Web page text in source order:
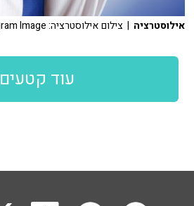
אילוסטרציה | צילום אילוסטרציה: Ingram Image
עוד קטעים